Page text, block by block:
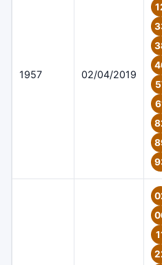
1957 02/04/2019